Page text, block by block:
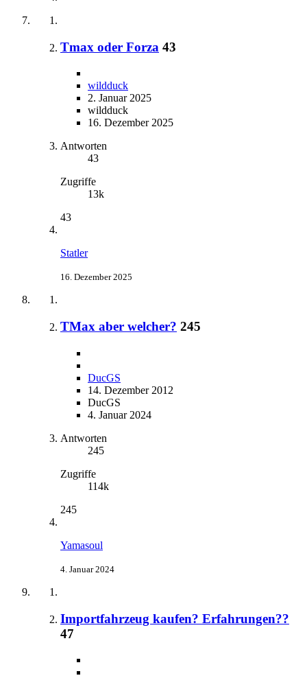
Tmax oder Forza 43
wildduck
2. Januar 2025
wildduck
16. Dezember 2025
Antworten
43
Zugriffe
13k
43
Statler
16. Dezember 2025
TMax aber welcher? 245
DucGS
14. Dezember 2012
DucGS
4. Januar 2024
Antworten
245
Zugriffe
114k
245
Yamasoul
4. Januar 2024
Importfahrzeug kaufen? Erfahrungen??
47